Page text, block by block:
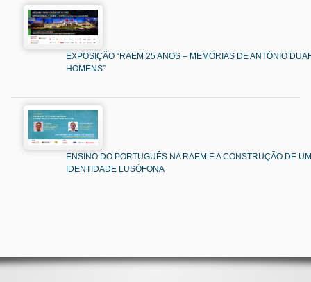
EXPOSIÇÃO “RAEM 25 ANOS – MEMÓRIAS DE ANTÓNIO
HOMENS”
ENSINO DO PORTUGUÊS NA RAEM E A CONSTRUÇÃO DE
IDENTIDADE LUSÓFONA